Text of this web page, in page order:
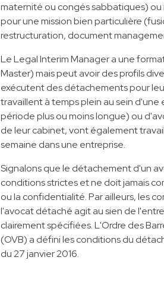
maternité ou congés sabbatiques)
pour une mission bien particulière
restructuration, document
Le Legal Interim Manager a une
Master) mais peut avoir des profils
exécutent des détachements pour
travaillent à temps plein au sein
période plus ou moins longue) ou
de leur cabinet, vont également
semaine dans une entreprise.
Signalons que le détachement d'un
conditions strictes et ne doit jamais
ou la confidentialité. Par ailleurs, les
l'avocat détaché agit au sien de
clairement spécifiées. L'Ordre des
(OVB) a défini les conditions du
du 27 janvier 2016.